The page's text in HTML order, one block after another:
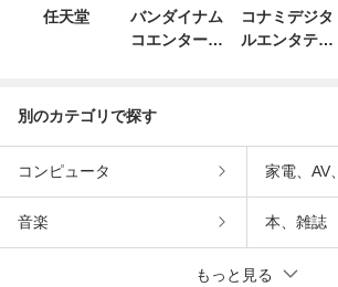
任天堂
バンダイナム
コエンターテ
コナミデジタ
ルエンタテイ
別のカテゴリで探す
コンピュータ 家電、AV
音楽 本、雑誌
もっと見る